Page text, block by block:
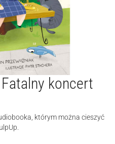
koncert
którym można cieszyć